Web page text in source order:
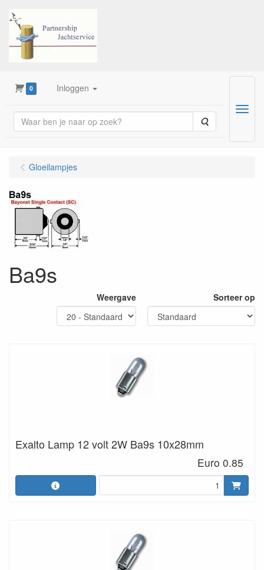
0 Inloggen
Zoeken
Menu
Gloeilampjes
Ba9s
Weergave Sorteer op
Exalto Lamp 12 volt 2W Ba9s 10x28mm
Euro 0.85